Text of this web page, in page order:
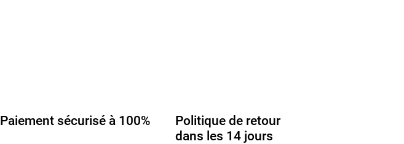
Paiement sécurisé à 100%
Politique de retour
dans les 14 jours